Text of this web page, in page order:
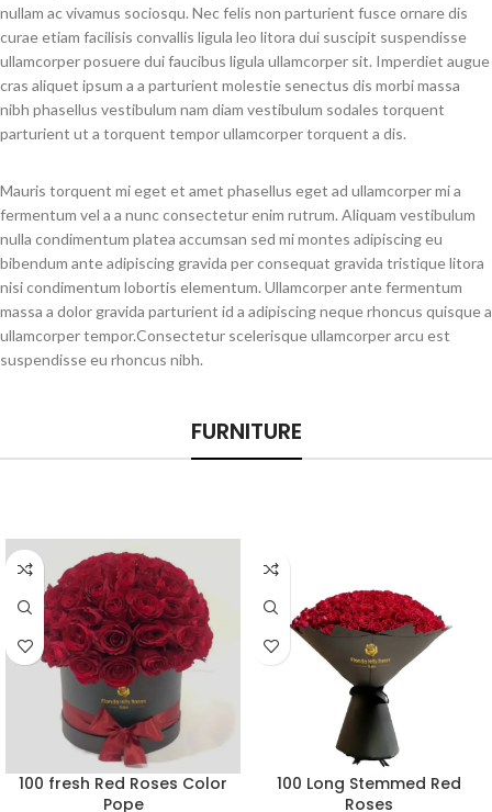
nullam ac vivamus sociosqu. Nec felis non parturient fusce ornare dis
curae etiam facilisis convallis ligula leo litora dui suscipit suspendisse
ullamcorper posuere dui faucibus ligula ullamcorper sit. Imperdiet augue
cras aliquet ipsum a a parturient molestie senectus dis morbi massa
nibh phasellus vestibulum nam diam vestibulum sodales torquent
parturient ut a torquent tempor ullamcorper torquent a dis.
Mauris torquent mi eget et amet phasellus eget ad ullamcorper mi a
fermentum vel a a nunc consectetur enim rutrum. Aliquam vestibulum
nulla condimentum platea accumsan sed mi montes adipiscing eu
bibendum ante adipiscing gravida per consequat gravida tristique litora
nisi condimentum lobortis elementum. Ullamcorper ante fermentum
massa a dolor gravida parturient id a adipiscing neque rhoncus quisque a
ullamcorper tempor.Consectetur scelerisque ullamcorper arcu est
suspendisse eu rhoncus nibh.
FURNITURE
100 fresh Red Roses Color
Pope
100 Long Stemmed Red
Roses